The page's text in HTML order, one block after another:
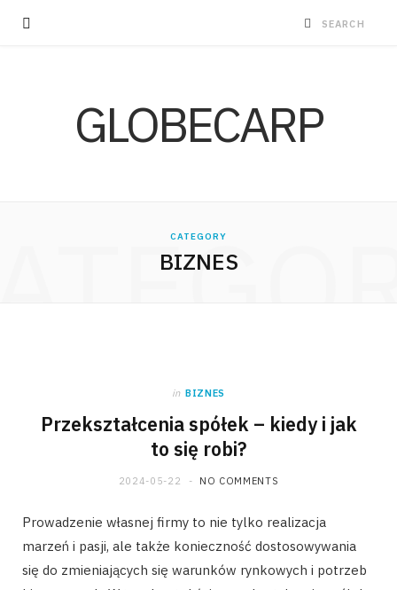
GLOBECARP
CATEGORY
BIZNES
in BIZNES
Przekształcenia spółek – kiedy i jak
to się robi?
2024-05-22 NO COMMENTS
Prowadzenie własnej firmy to nie tylko realizacja
marzeń i pasji, ale także konieczność dostosowywania
się do zmieniających się warunków rynkowych i potrzeb